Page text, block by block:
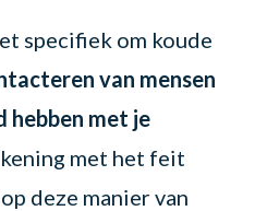
specifiek om koude
van mensen
hebben met je
met het feit
deze manier van